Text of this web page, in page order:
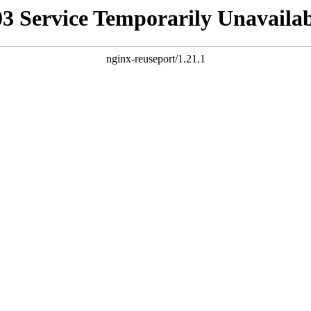
Service Temporarily
nginx-reuseport/1.21.1